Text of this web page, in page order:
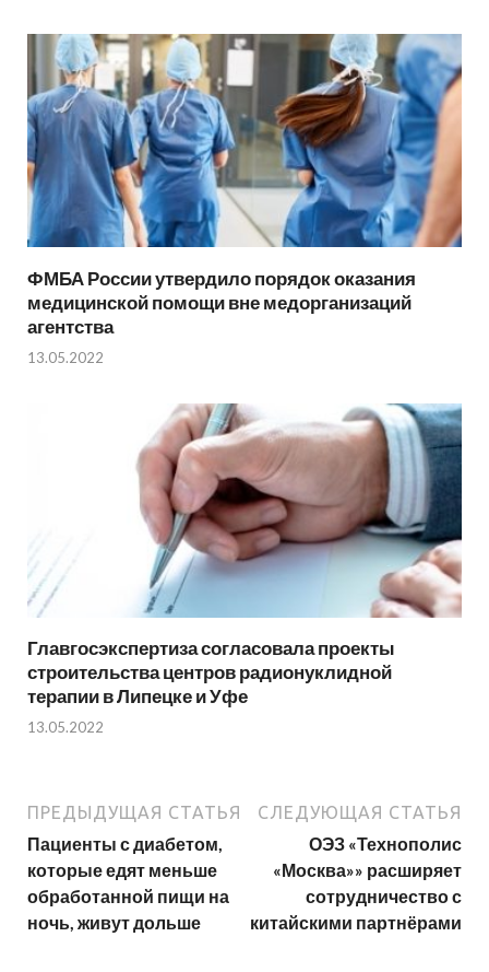
ФМБА России утвердило порядок оказания
медицинской помощи вне медорганизаций
агентства
13.05.2022
Главгосэкспертиза согласовала проекты
строительства центров радионуклидной
терапии в Липецке и Уфе
13.05.2022
ПРЕДЫДУЩАЯ СТАТЬЯ
Пациенты с диабетом,
которые едят меньше
обработанной пищи на
ночь, живут дольше
СЛЕДУЮЩАЯ СТАТЬЯ
ОЭЗ «Технополис
«Москва»» расширяет
сотрудничество с
китайскими партнёрами